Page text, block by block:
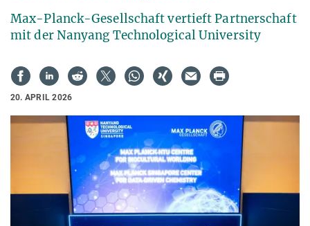
Max-Planck-Gesellschaft vertieft Partnerschaft
mit der Nanyang Technological University
20. APRIL 2026